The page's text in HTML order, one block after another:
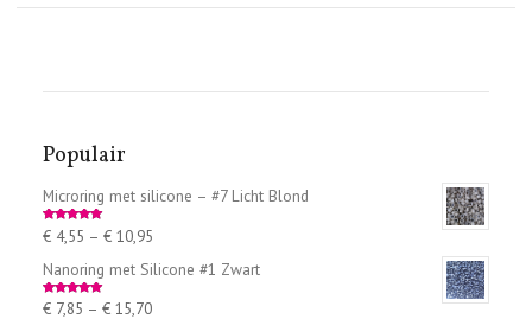
Populair
Microring met silicone – #7 Licht Blond
Rated5.00
out of 5
€4,55 – €10,95
Nanoring met Silicone #1 Zwart
Rated5.00
€7,85 – €15,70